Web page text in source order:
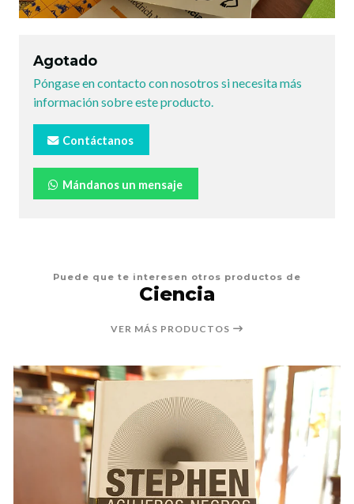
Agotado
Póngase en contacto con nosotros si necesita más
información sobre este producto.
Contáctanos
Mándanos un mensaje
Puede que te interesen otros productos de
Ciencia
VER MÁS PRODUCTOS